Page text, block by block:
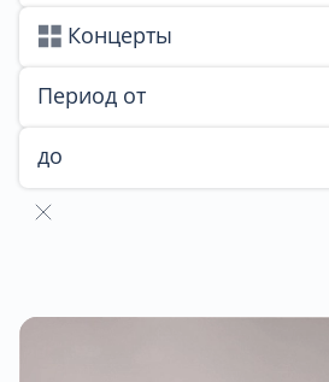
Концерты
Период от
до